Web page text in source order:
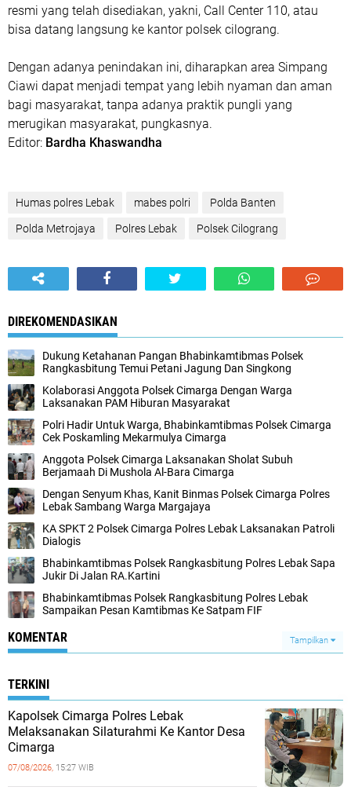
resmi yang telah disediakan, yakni, Call Center 110, atau
bisa datang langsung ke kantor polsek cilograng.
Dengan adanya penindakan ini, diharapkan area Simpang
Ciawi dapat menjadi tempat yang lebih nyaman dan aman
bagi masyarakat, tanpa adanya praktik pungli yang
merugikan masyarakat, pungkasnya.
Editor: Bardha Khaswandha
Humas polres Lebak mabes polri Polda Banten
Polda Metrojaya Polres Lebak Polsek Cilograng
DIREKOMENDASIKAN
Dukung Ketahanan Pangan Bhabinkamtibmas Polsek
Rangkasbitung Temui Petani Jagung Dan Singkong
Kolaborasi Anggota Polsek Cimarga Dengan Warga
Laksanakan PAM Hiburan Masyarakat
Polri Hadir Untuk Warga, Bhabinkamtibmas Polsek Cimarga
Cek Poskamling Mekarmulya Cimarga
Anggota Polsek Cimarga Laksanakan Sholat Subuh
Berjamaah Di Mushola Al-Bara Cimarga
Dengan Senyum Khas, Kanit Binmas Polsek Cimarga Polres
Lebak Sambang Warga Margajaya
KA SPKT 2 Polsek Cimarga Polres Lebak Laksanakan Patroli
Dialogis
Bhabinkamtibmas Polsek Rangkasbitung Polres Lebak Sapa
Jukir Di Jalan RA.Kartini
Bhabinkamtibmas Polsek Rangkasbitung Polres Lebak
Sampaikan Pesan Kamtibmas Ke Satpam FIF
KOMENTAR Tampilkan
TERKINI
Kapolsek Cimarga Polres Lebak
Melaksanakan Silaturahmi Ke Kantor Desa
Cimarga
07/08/2026, 15:27 WIB